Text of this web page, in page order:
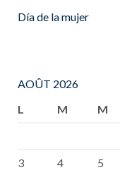
Día de la mujer
AOÛT 2026
L
M M
3
4 5